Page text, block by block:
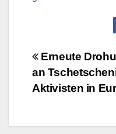
Erneute
an
Aktivisten in